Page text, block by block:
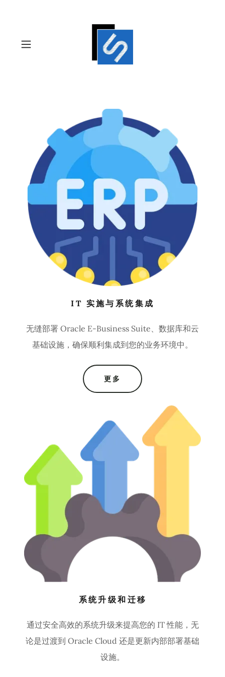
IT 实施与系统集成
无缝部署 Oracle E-Business Suite、数据库和云
基础设施，确保顺利集成到您的业务环境中。
更多
系统升级和迁移
通过安全高效的系统升级来提高您的 IT 性能，无
论是过渡到 Oracle Cloud 还是更新内部部署基础
设施。